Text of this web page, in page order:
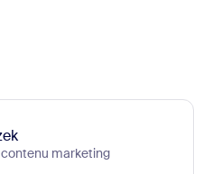
marketing